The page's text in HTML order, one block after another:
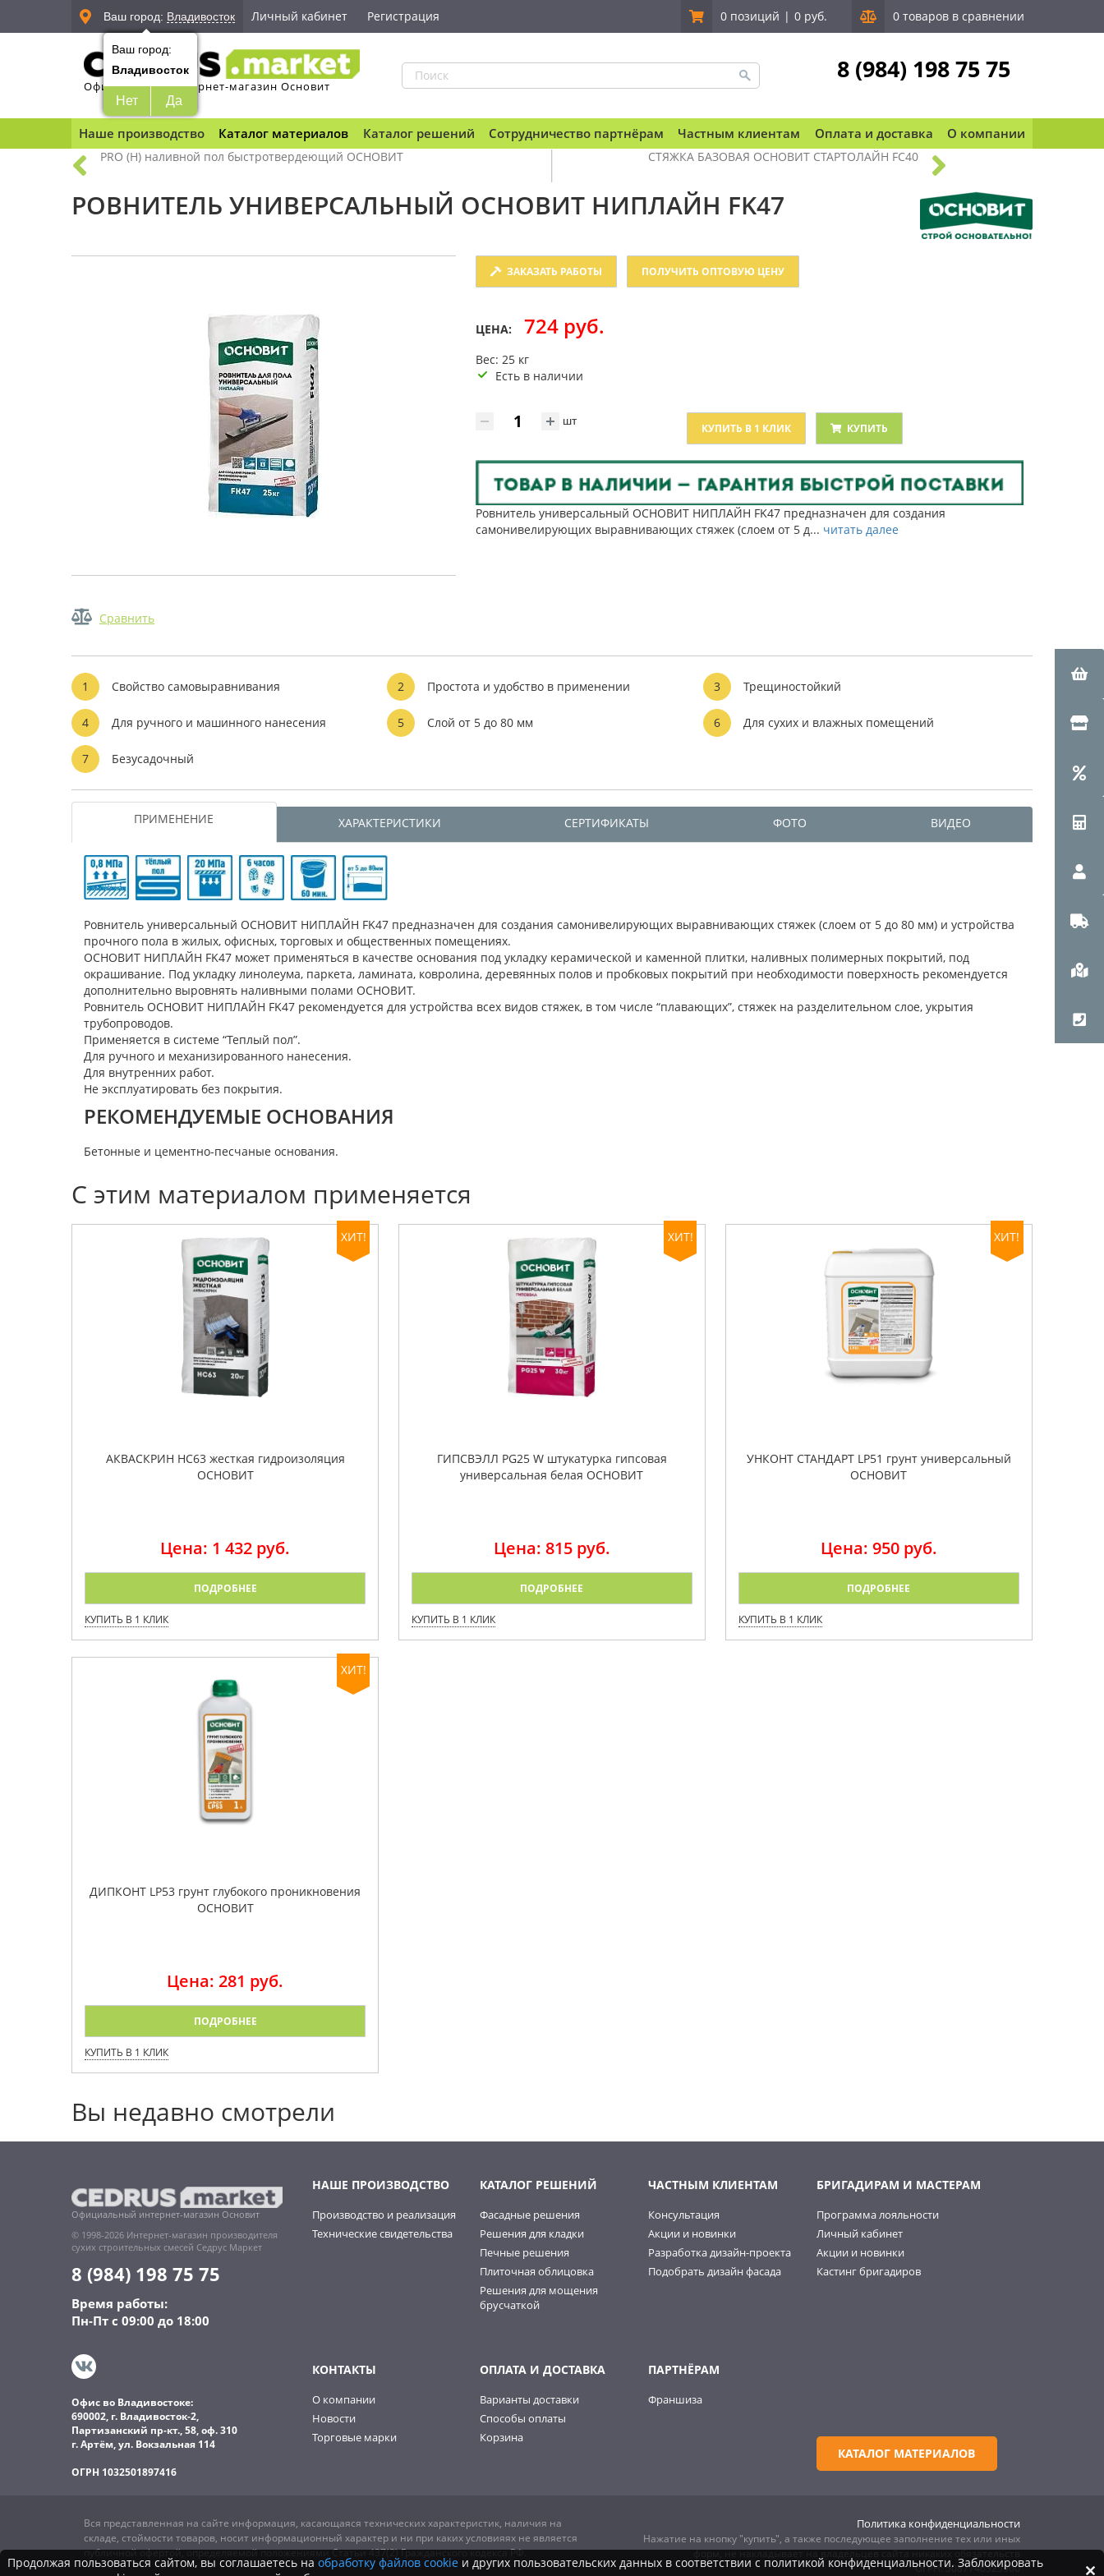
Ваш город: Владивосток
Ваш город:
Владивосток
Нет Да
Личный кабинет Регистрация 0 позиций | 0 руб. 0 товаров в сравнении
Официальный интернет-магазин Основит
8 (984) 198 75 75
Наше производство Каталог материалов Каталог решений Сотрудничество партнёрам Частным клиентам Оплата и доставка О компании
PRO (Н) наливной пол быстротвердеющий ОСНОВИТ СТЯЖКА БАЗОВАЯ ОСНОВИТ СТАРТОЛАЙН FC40
РОВНИТЕЛЬ УНИВЕРСАЛЬНЫЙ ОСНОВИТ НИПЛАЙН FK47
Сравнить
ЗАКАЗАТЬ РАБОТЫ ПОЛУЧИТЬ ОПТОВУЮ ЦЕНУ
ЦЕНА: 724 руб.
Вес: 25 кг
Есть в наличии
шт
КУПИТЬ В 1 КЛИК КУПИТЬ
Ровнитель универсальный ОСНОВИТ НИПЛАЙН FK47 предназначен для создания
самонивелирующих выравнивающих стяжек (слоем от 5 д... читать далее
1 Свойство самовыравнивания 2 Простота и удобство в применении 3 Трещиностойкий
4 Для ручного и машинного нанесения 5 Слой от 5 до 80 мм 6 Для сухих и влажных помещений
7 Безусадочный
ПРИМЕНЕНИЕ ХАРАКТЕРИСТИКИ СЕРТИФИКАТЫ ФОТО ВИДЕО
Ровнитель универсальный ОСНОВИТ НИПЛАЙН FK47 предназначен для создания самонивелирующих выравнивающих стяжек (слоем от 5 до 80 мм) и устройства
прочного пола в жилых, офисных, торговых и общественных помещениях.
ОСНОВИТ НИПЛАЙН FK47 может применяться в качестве основания под укладку керамической и каменной плитки, наливных полимерных покрытий, под
окрашивание. Под укладку линолеума, паркета, ламината, ковролина, деревянных полов и пробковых покрытий при необходимости поверхность рекомендуется
дополнительно выровнять наливными полами ОСНОВИТ.
Ровнитель ОСНОВИТ НИПЛАЙН FK47 рекомендуется для устройства всех видов стяжек, в том числе “плавающих”, стяжек на разделительном слое, укрытия
трубопроводов.
Применяется в системе “Теплый пол”.
Для ручного и механизированного нанесения.
Для внутренних работ.
Не эксплуатировать без покрытия.
РЕКОМЕНДУЕМЫЕ ОСНОВАНИЯ
Бетонные и цементно-песчаные основания.
С этим материалом применяется
ХИТ!
АКВАСКРИН HC63 жесткая гидроизоляция
ОСНОВИТ
Цена: 1 432 руб.
ПОДРОБНЕЕ
КУПИТЬ В 1 КЛИК
ХИТ!
ГИПСВЭЛЛ PG25 W штукатурка гипсовая
универсальная белая ОСНОВИТ
Цена: 815 руб.
ПОДРОБНЕЕ
КУПИТЬ В 1 КЛИК
ХИТ!
УНКОНТ СТАНДАРТ LP51 грунт универсальный
ОСНОВИТ
Цена: 950 руб.
ПОДРОБНЕЕ
КУПИТЬ В 1 КЛИК
ХИТ!
ДИПКОНТ LP53 грунт глубокого проникновения
ОСНОВИТ
Цена: 281 руб.
ПОДРОБНЕЕ
КУПИТЬ В 1 КЛИК
Вы недавно смотрели
Официальный интернет-магазин Основит
© 1998-2026 Интернет-магазин производителя
сухих строительных смесей Седрус Маркет
8 (984) 198 75 75
Время работы:
Пн-Пт с 09:00 до 18:00
Офис во Владивостоке:
690002, г. Владивосток-2,
Партизанский пр-кт., 58, оф. 310
г. Артём, ул. Вокзальная 114
ОГРН 1032501897416
НАШЕ ПРОИЗВОДСТВО
Производство и реализация
Технические свидетельства
КАТАЛОГ РЕШЕНИЙ
Фасадные решения
Решения для кладки
Печные решения
Плиточная облицовка
Решения для мощения
брусчаткой
ЧАСТНЫМ КЛИЕНТАМ
Консультация
Акции и новинки
Разработка дизайн-проекта
Подобрать дизайн фасада
БРИГАДИРАМ И МАСТЕРАМ
Программа лояльности
Личный кабинет
Акции и новинки
Кастинг бригадиров
КОНТАКТЫ
О компании
Новости
Торговые марки
ОПЛАТА И ДОСТАВКА
Варианты доставки
Способы оплаты
Корзина
ПАРТНЁРАМ
Франшиза
КАТАЛОГ МАТЕРИАЛОВ
Вся представленная на сайте информация, касающаяся технических характеристик, наличия на
складе, стоймости товаров, носит информационный характер и ни при каких условияях не является
публичной офертой, определяемой положениями Статьи 437(2) Гражданского кодекса РФ.
Политика конфиденциальности
Нажатие на кнопку "купить", а также последующее заполнение тех или иных
форм, не накладывает на владельцев сайта никаких обязательств
ОГРН: 5087746325960
Продолжая пользоваться сайтом, вы соглашаетесь на обработку файлов cookie и других пользовательских данных в соответствии с политикой конфиденциальности. Заблокировать